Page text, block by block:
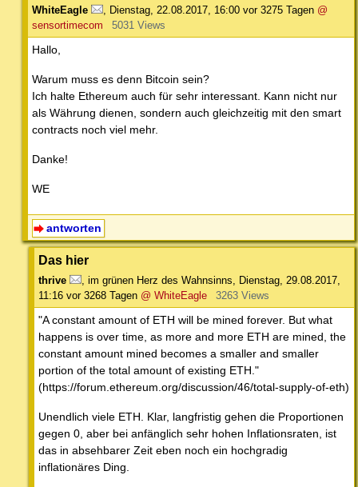
WhiteEagle Dienstag, 22.08.2017, 16:00 vor 3275 Tagen @
sensortimecom
5031 Views
Hallo,
Warum muss es denn Bitcoin sein?
Ich halte Ethereum auch für sehr interessant. Kann nicht nur
als Währung dienen, sondern auch gleichzeitig mit den smart
contracts noch viel mehr.
Danke!
WE
antworten
Das hier
thrive im grünen Herz des Wahnsinns
Dienstag, 29.08.2017,
11:16 vor 3268 Tagen @ WhiteEagle 3263 Views
"A constant amount of ETH will be mined forever. But what
happens is over time, as more and more ETH are mined, the
constant amount mined becomes a smaller and smaller
portion of the total amount of existing ETH."
(https://forum.ethereum.org/discussion/46/total-supply-of-eth)
Unendlich viele ETH. Klar, langfristig gehen die Proportionen
gegen 0, aber bei anfänglich sehr hohen Inflationsraten, ist
das in absehbarer Zeit eben noch ein hochgradig
inflationäres Ding.